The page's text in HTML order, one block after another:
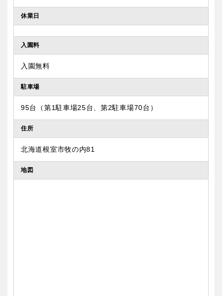
休業日
入園料
入園無料
駐車場
95台（第1駐車場25台、第2駐車場70台）
住所
北海道根室市牧の内81
地図